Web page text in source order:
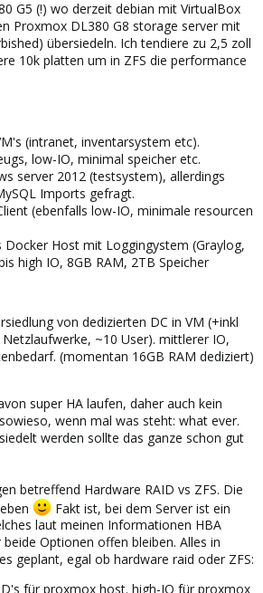
G5 (!) wo derzeit debian mit VirtualBox
Proxmox DL380 G8 storage server mit
übersiedeln. Ich tendiere zu 2,5 zoll
10k platten um in ZFS die performance
(intranet, inventarsystem etc).
low-IO, minimal speicher etc.
server 2012 (testsystem), allerdings
Imports gefragt.
(ebenfalls low-IO, minimale resourcen
Docker Host mit Loggingystem (Graylog,
high IO, 8GB RAM, 2TB Speicher
von dedizierten DC in VM (+inkl
~10 User). mittlerer IO,
(momentan 16GB RAM dediziert)
super HA laufen, daher auch kein
wenn mal was steht: what ever.
werden sollte das ganze schon gut
betreffend Hardware RAID vs ZFS. Die
Fakt ist, bei dem Server ist ein
laut meinen Informationen HBA
Optionen offen bleiben. Alles in
geplant, egal ob hardware raid oder ZFS:
für proxmox host. high-IO für proxmox